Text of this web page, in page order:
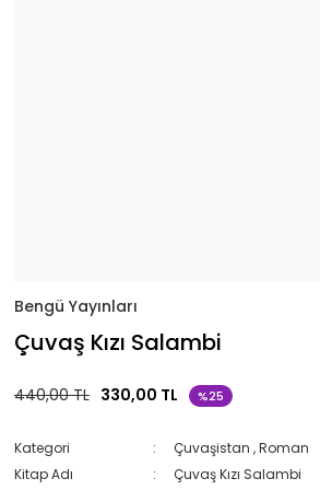
Bengü Yayınları
Çuvaş Kızı Salambi
440,00 TL 330,00 TL %25
Kategori Çuvaşistan ,Roman
Kitap Adı
Çuvaş Kızı Salambi